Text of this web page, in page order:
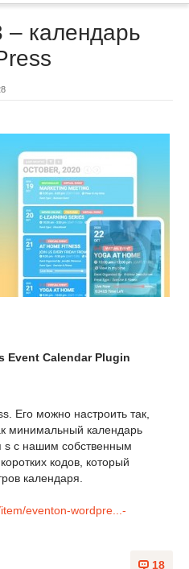
– календарь
Event Calendar Plugin
Его можно настроить так,
минимальный календарь
s с нашим собственным
кодов, который
календаря.
eventon-wordpre...-
18